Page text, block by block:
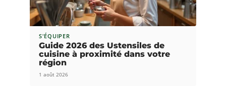
S'ÉQUIPER
Guide 2026 des Ustensiles de
cuisine à proximité dans votre
région
1 août 2026